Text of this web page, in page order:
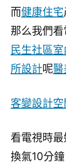
而健康住宅
那么我們看
民生社區
所設計呢醫
客變設計
看電視時最
換氣10分